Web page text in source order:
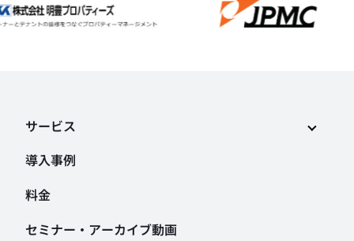
導入事例
料金
セミナー・アーカイブ動画
サービス